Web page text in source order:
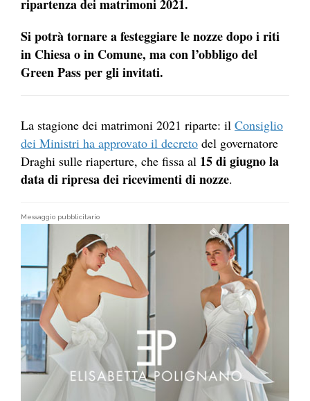
ripartenza dei matrimoni 2021.
Si potrà tornare a festeggiare le nozze dopo i riti
in Chiesa o in Comune, ma con l’obbligo del
Green Pass per gli invitati.
La stagione dei matrimoni 2021 riparte: il Consiglio
dei Ministri ha approvato il decreto del governatore
Draghi sulle riaperture, che fissa al 15 di giugno la
data di ripresa dei ricevimenti di nozze.
Messaggio pubblicitario